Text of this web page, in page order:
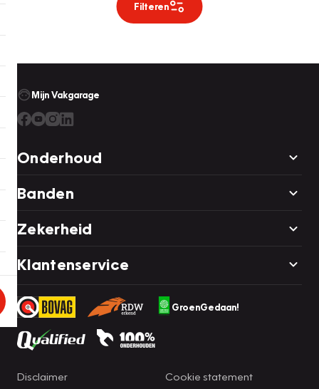
Filteren
Mijn Vakgarage
Onderhoud
Banden
Zekerheid
Klantenservice
GroenGedaan!
Disclaimer Cookie statement